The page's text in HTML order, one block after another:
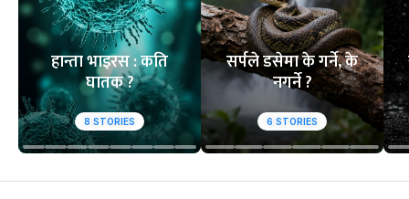
हान्ता भाइरस : कति
घातक ?
8 STORIES
सर्पले डसेमा के गर्ने, के
नगर्ने ?
6 STORIES